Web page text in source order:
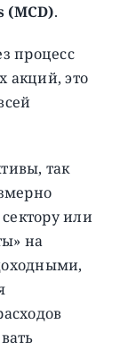
(MCD).
процесс
акций, это
так
или
на